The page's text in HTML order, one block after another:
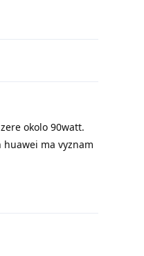
okolo 90watt.
huawei ma vyznam